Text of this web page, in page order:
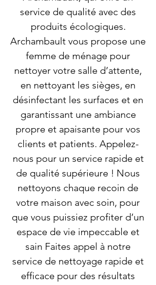
service de qualité avec des
produits écologiques.
Archambault vous propose une
femme de ménage pour
nettoyer votre salle d’attente,
en nettoyant les sièges, en
désinfectant les surfaces et en
garantissant une ambiance
propre et apaisante pour vos
clients et patients. Appelez-
nous pour un service rapide et
de qualité supérieure ! Nous
nettoyons chaque recoin de
votre maison avec soin, pour
que vous puissiez profiter d’un
espace de vie impeccable et
sain Faites appel à notre
service de nettoyage rapide et
efficace pour des résultats